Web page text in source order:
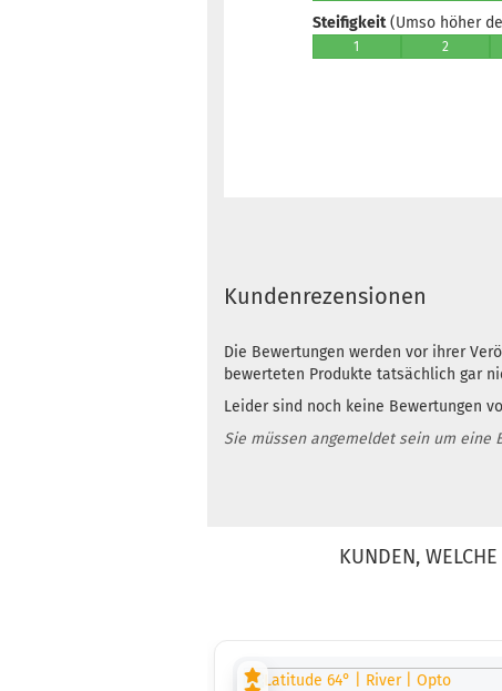
Steifigkeit(Umso höher
1 2
Kundenrezensionen
Die Bewertungen werden vor ihrer
bewerteten Produkte tatsächlich gar
Leider sind noch keine Bewertungen
Sie müssen angemeldet sein um eine
KUNDEN,